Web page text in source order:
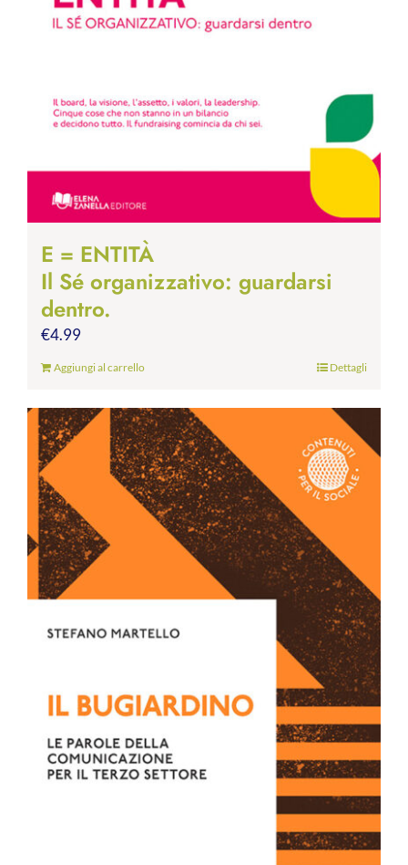
E = ENTITÀ
Il Sé organizzativo: guardarsi
dentro.
€4.99
Aggiungi al carrello Dettagli